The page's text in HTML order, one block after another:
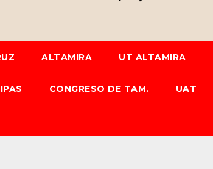
ALTAMIRA UT ALTAMIRA
CONGRESO DE TAM. UAT